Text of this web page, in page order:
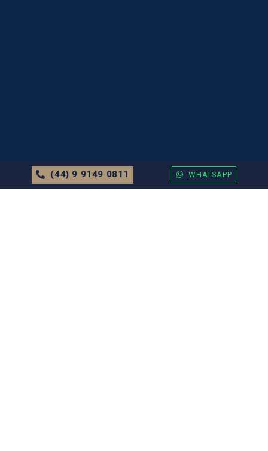
(44) 9 9149 0811 WHATSAPP